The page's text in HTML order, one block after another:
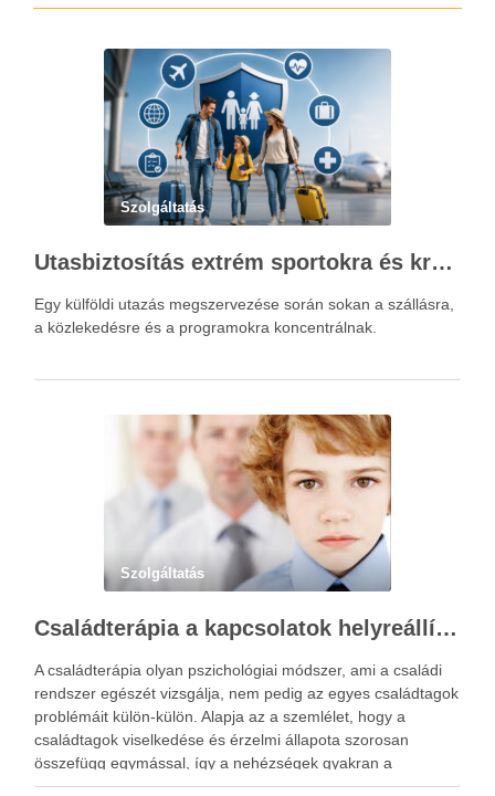
Szolgáltatás
Utasbiztosítás extrém sportokra és krónikus betegségek esetén: mire figyelj utazás előtt?
Egy külföldi utazás megszervezése során sokan a szállásra,
a közlekedésre és a programokra koncentrálnak.
Szolgáltatás
Családterápia a kapcsolatok helyreállításért
A családterápia olyan pszichológiai módszer, ami a családi
rendszer egészét vizsgálja, nem pedig az egyes családtagok
problémáit külön-külön. Alapja az a szemlélet, hogy a
családtagok viselkedése és érzelmi állapota szorosan
összefügg egymással, így a nehézségek gyakran a
kapcsolati mintázatokban gyökereznek. A családterápia